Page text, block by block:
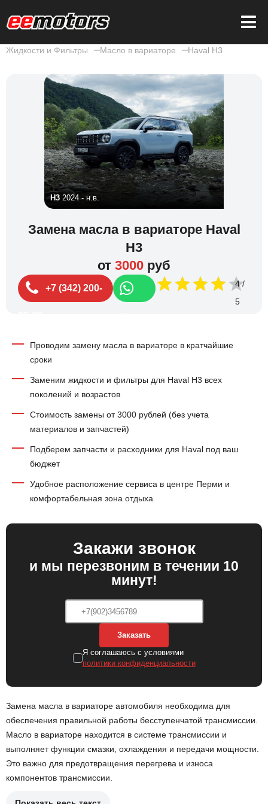
Жидкости и Фильтры Масло в вариаторе Haval H3
H3 2024 - н.в.
Замена масла в вариаторе Haval
H3
от 3000 руб
+7 (342) 200- 4
Проводим замену масла в вариаторе в кратчайшие
сроки
Заменим жидкости и фильтры для Haval H3 всех
поколений и возрастов
Стоимость замены от 3000 рублей (без учета
материалов и запчастей)
Подберем запчасти и расходники для Haval под ваш
бюджет
Удобное расположение сервиса в центре Перми и
комфортабельная зона отдыха
Закажи звонок
и мы перезвоним в течении 10
минут!
Заказать
Я соглашаюсь с условиями
политики конфиденциальности
Замена масла в вариаторе автомобиля необходима для
обеспечения правильной работы бесступенчатой трансмиссии.
Масло в вариаторе находится в системе трансмиссии и
выполняет функции смазки, охлаждения и передачи мощности.
Это важно для предотвращения перегрева и износа
компонентов трансмиссии.